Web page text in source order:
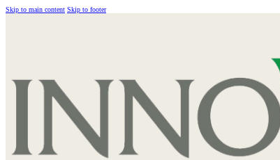
Skip to main content Skip to footer